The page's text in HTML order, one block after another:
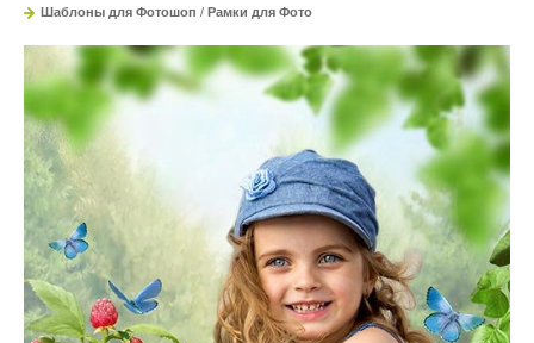
Шаблоны для Фотошоп / Рамки для Фото